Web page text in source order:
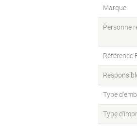
Marque
Personne
Référence
Type
Type